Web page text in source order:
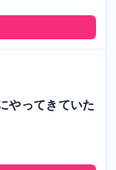
やってきていた